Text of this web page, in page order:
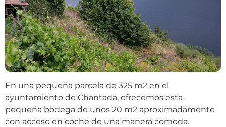
En una pequeña parcela de 325 m2 en el
ayuntamiento de Chantada, ofrecemos esta
pequeña bodega de unos 20 m2 aproximadamente
con acceso en coche de una manera cómoda.